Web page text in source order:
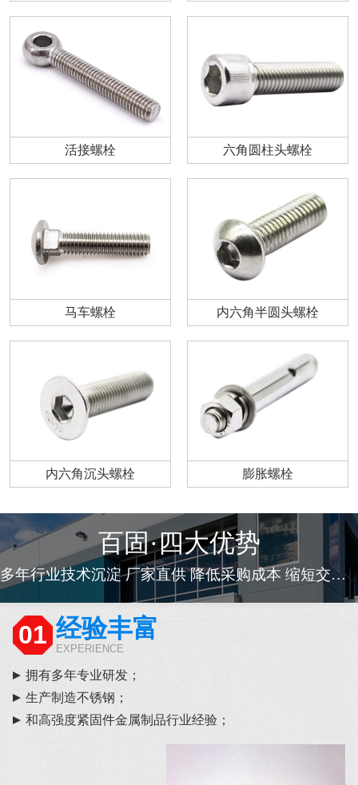
活接螺栓 六角圆柱头螺栓
马车螺栓 内六角半圆头螺栓
内六角沉头螺栓 膨胀螺栓
百固·四大优势
多年行业技术沉淀 厂家直供 降低采购成本 缩短交货周期
01 经验丰富
EXPERIENCE
拥有多年专业研发；
生产制造不锈钢；
和高强度紧固件金属制品行业经验；